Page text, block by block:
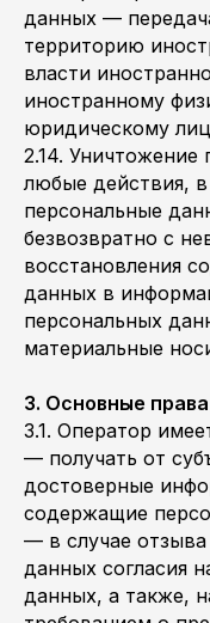
данных —
территорию
власти
иностранному
юридическому
2.14.
любые действия, в
персональные
безвозвратно с
восстановления
данных в
персональных
материальные
3. Основные
3.1. Оператор
— получать от
достоверные
содержащие
— в случае
данных согласия
данных, а также,